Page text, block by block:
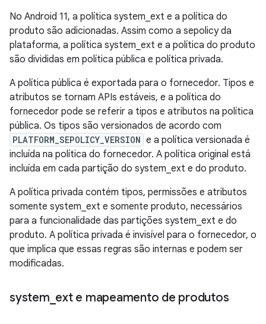
No Android 11, a política system_ext e a política do
produto são adicionadas. Assim como a sepolicy da
plataforma, a política system_ext e a política do produto
são divididas em política pública e política privada.
A política pública é exportada para o fornecedor. Tipos e
atributos se tornam APIs estáveis, e a política do
fornecedor pode se referir a tipos e atributos na política
pública. Os tipos são versionados de acordo com
PLATFORM_SEPOLICY_VERSION e a política versionada é
incluída na política do fornecedor. A política original está
incluída em cada partição do system_ext e do produto.
A política privada contém tipos, permissões e atributos
somente system_ext e somente produto, necessários
para a funcionalidade das partições system_ext e do
produto. A política privada é invisível para o fornecedor, o
que implica que essas regras são internas e podem ser
modificadas.
system ext e mapeamento de produtos